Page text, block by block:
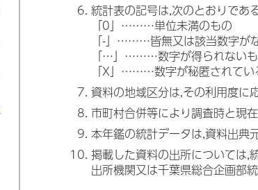
統計表の記号は,次のとおりである
「0」………単位未満のもの
「-」………皆無又は該当数字が
「…」………数字が得られない
「X」………数字が秘匿されてい
資料の地域区分は,その利用度に
市町村合併等により調査時と現
本年鑑の統計データは,資料出典
掲載した資料の出所については,
出所機関又は千葉県総合企画部